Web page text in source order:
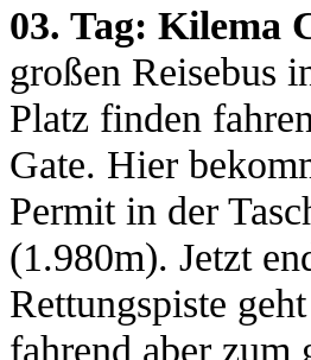
03. Tag: Kilema
großen Reisebus
Platz finden
Gate. Hier
Permit in der
(1.980m). Jetzt
Rettungspiste
fahrend aber